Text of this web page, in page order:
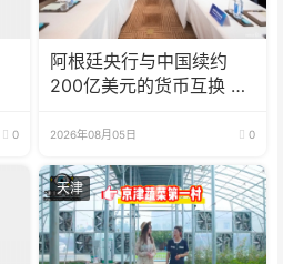
0
阿根廷央行与中国续约
200亿美元的货币互换 有
2026年08月05日 0
天津